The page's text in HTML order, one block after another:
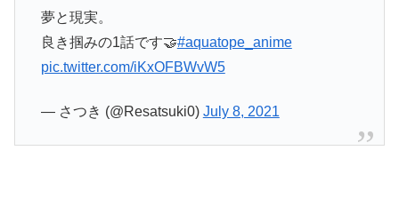
夢と現実。
良き掴みの1話です🤝#aquatope_anime
pic.twitter.com/iKxOFBWvW5
— さつき (@Resatsuki0) July 8, 2021